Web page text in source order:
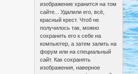
изображение хранится на том
сайте... Удалили его, всё,
красный крест. Чтоб не
получилось так, можно
сохранить его к себе на
компьютер, а затем залить на
форум или на специальный
сайт. Как сохранять
изображения, наверное